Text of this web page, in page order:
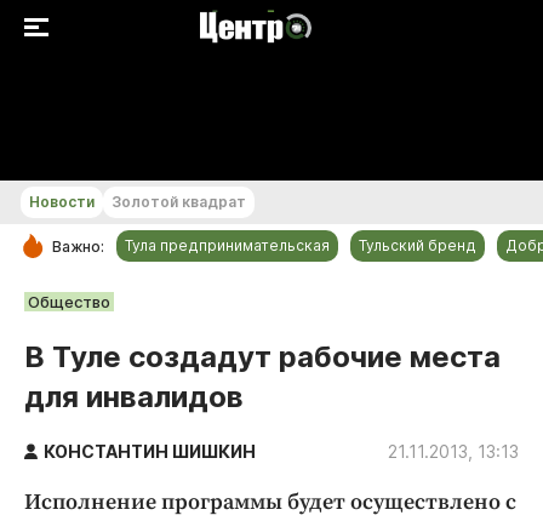
РУБРИКИ
Культура
Происшествия
Спорт
Новости Золотой квадрат
Важно: Тула предпринимательская Тульский бренд
Общество
В Туле создадут рабочие места
для инвалидов
КОНСТАНТИН ШИШКИН 21.11.2013, 13:13
Исполнение программы будет осуществлено с